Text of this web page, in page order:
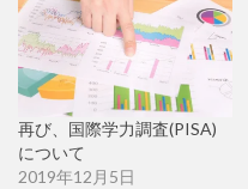
再び、国際学力調査(PISA)
について
2019年12月5日